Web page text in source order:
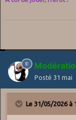
Posté 31 mai
Le 31/05/2026 à